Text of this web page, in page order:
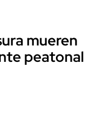
mueren
peatonal